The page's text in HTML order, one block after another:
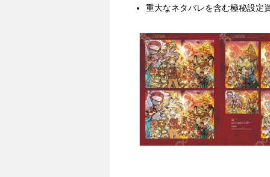
重大なネタバレを含む極秘設定